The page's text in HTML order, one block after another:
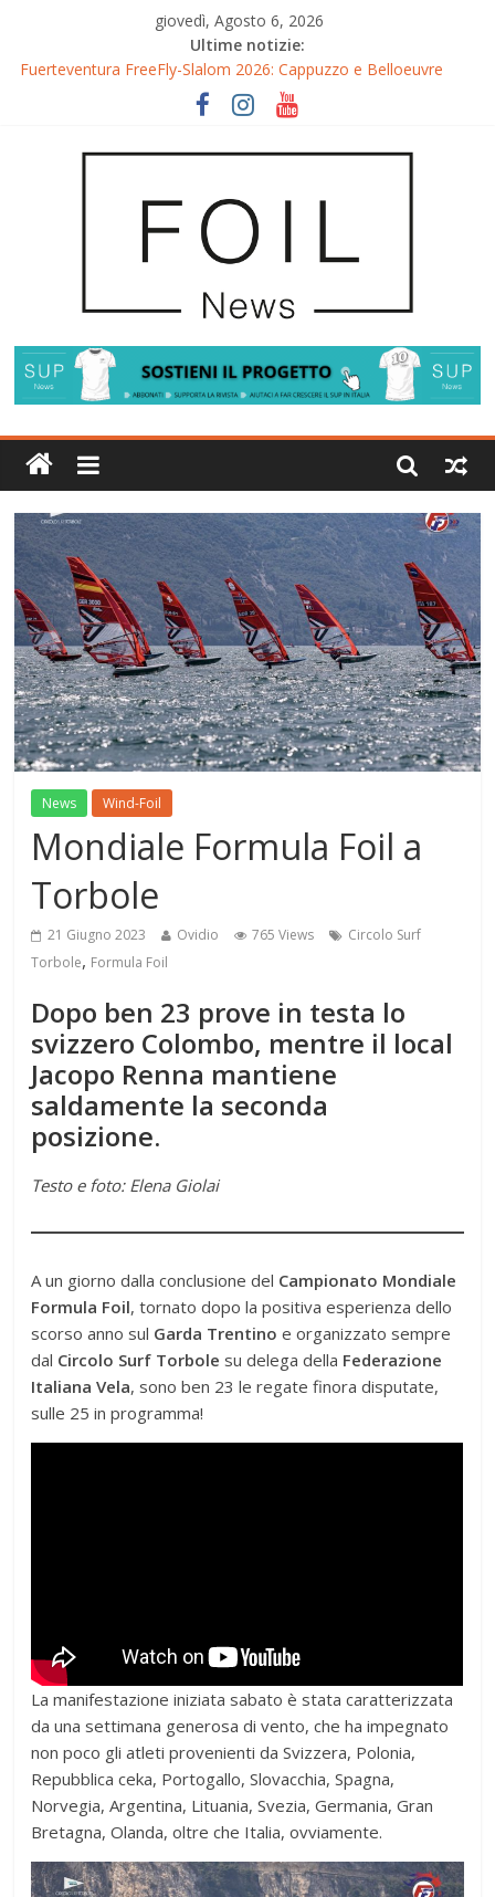
giovedì, Agosto 6, 2026
Ultime notizie:
Fuerteventura FreeFly-Slalom 2026: Cappuzzo e Belloeuvre
Fuerteventura 2026: Trionfi e Titoli Mondiali nel Surf-Freestyle
Fuerteventura World Cup 2026: l’evento è già iniziato, ma i
riflettori si accendono sul Wingfoil!
News Wind-Foil
Mondiale Formula Foil a
Torbole
21 Giugno 2023 Ovidio 765 Views
Circolo Surf
Torbole, Formula Foil
Dopo ben 23 prove in testa lo
svizzero Colombo, mentre il local
Jacopo Renna mantiene
saldamente la seconda
posizione.
Testo e foto: Elena Giolai
A un giorno dalla conclusione del Campionato Mondiale
Formula Foil, tornato dopo la positiva esperienza dello
scorso anno sul Garda Trentino e organizzato sempre
dal Circolo Surf Torbole su delega della Federazione
Italiana Vela, sono ben 23 le regate finora disputate,
sulle 25 in programma!
La manifestazione iniziata sabato è stata caratterizzata
da una settimana generosa di vento, che ha impegnato
non poco gli atleti provenienti da Svizzera, Polonia,
Repubblica ceka, Portogallo, Slovacchia, Spagna,
Norvegia, Argentina, Lituania, Svezia, Germania, Gran
Bretagna, Olanda, oltre che Italia, ovviamente.